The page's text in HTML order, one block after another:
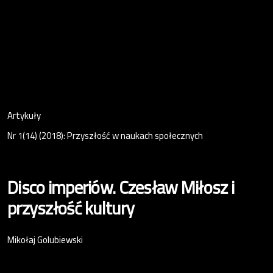
Artykuły
Nr 1(14) (2018): Przyszłość w naukach społecznych
Disco imperiów. Czesław Miłosz i
przyszłość kultury
Mikołaj Golubiewski